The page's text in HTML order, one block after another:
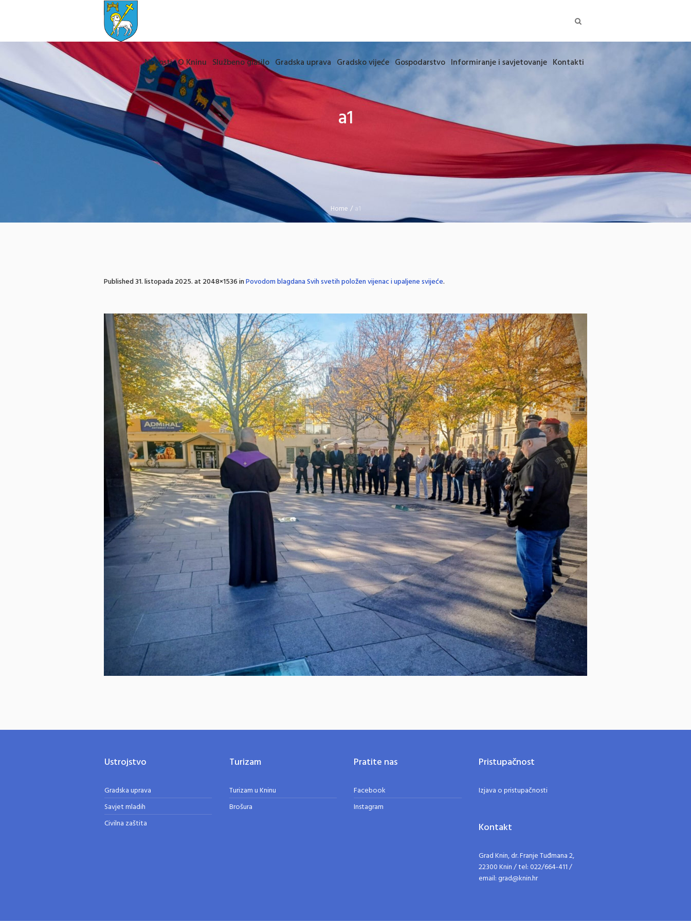
Novosti O Kninu Službeno glasilo Gradska uprava Gradsko vijeće Gospodarstvo Informiranje i savjetovanje Kontakti
a1
Home /a1
Published31. listopada 2025.at 2048×1536 inPovodom blagdana Svih svetih položen vijenac i upaljene svijeće.
Ustrojstvo
Gradska uprava
Savjet mladih
Civilna zaštita
Turizam
Turizam u Kninu
Brošura
Pratite nas
Facebook
Instagram
Pristupačnost
Izjava o pristupačnosti
Kontakt
Grad Knin, dr. Franje Tuđmana 2,
22300 Knin / tel: 022/664-411 /
email: grad@knin.hr